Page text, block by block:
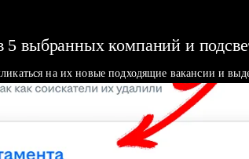
выбранных компаний и
на их новые подходящие вакансии и